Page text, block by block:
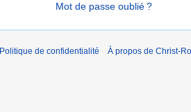
Mot de passe oublié ?
Politique de confidentialité À propos de Christ-